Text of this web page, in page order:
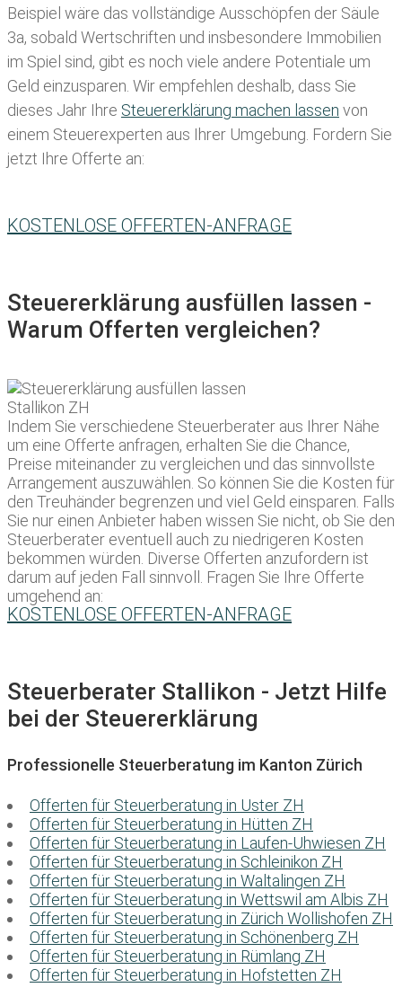
Beispiel wäre das vollständige Ausschöpfen der Säule
3a, sobald Wertschriften und insbesondere Immobilien
im Spiel sind, gibt es noch viele andere Potentiale um
Geld einzusparen. Wir empfehlen deshalb, dass Sie
dieses Jahr Ihre Steuererklärung machen lassen von
einem Steuerexperten aus Ihrer Umgebung. Fordern Sie
jetzt Ihre Offerte an:
KOSTENLOSE OFFERTEN-ANFRAGE
Steuererklärung ausfüllen lassen -
Warum Offerten vergleichen?
Indem Sie verschiedene Steuerberater aus Ihrer Nähe
um eine Offerte anfragen, erhalten Sie die Chance,
Preise miteinander zu vergleichen und das sinnvollste
Arrangement auszuwählen. So können Sie die Kosten für
den Treuhänder begrenzen und viel Geld einsparen. Falls
Sie nur einen Anbieter haben wissen Sie nicht, ob Sie den
Steuerberater eventuell auch zu niedrigeren Kosten
bekommen würden. Diverse Offerten anzufordern ist
darum auf jeden Fall sinnvoll. Fragen Sie Ihre Offerte
umgehend an:
KOSTENLOSE OFFERTEN-ANFRAGE
Steuerberater Stallikon - Jetzt Hilfe
bei der Steuererklärung
Professionelle Steuerberatung im Kanton Zürich
Offerten für Steuerberatung in Uster ZH
Offerten für Steuerberatung in Hütten ZH
Offerten für Steuerberatung in Laufen-Uhwiesen ZH
Offerten für Steuerberatung in Schleinikon ZH
Offerten für Steuerberatung in Waltalingen ZH
Offerten für Steuerberatung in Wettswil am Albis ZH
Offerten für Steuerberatung in Zürich Wollishofen ZH
Offerten für Steuerberatung in Schönenberg ZH
Offerten für Steuerberatung in Rümlang ZH
Offerten für Steuerberatung in Hofstetten ZH